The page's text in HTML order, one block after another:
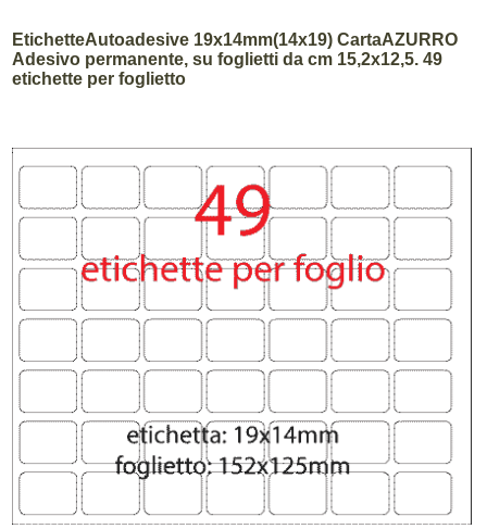
EtichetteAutoadesive 19x14mm(14x19) CartaAZURRO
Adesivo permanente, su foglietti da cm 15,2x12,5. 49
etichette per foglietto